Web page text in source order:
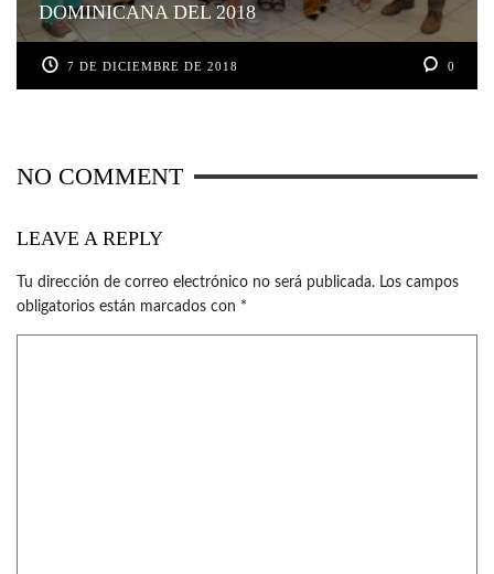
DOMINICANA DEL 2018
7 DE DICIEMBRE DE 2018 0
NO COMMENT
LEAVE A REPLY
Tu dirección de correo electrónico no será publicada. Los campos
obligatorios están marcados con *